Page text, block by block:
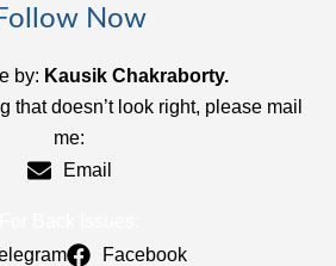
Now
by: Kausik Chakraborty.
that doesn’t look right, please mail
me:
Email
Facebook